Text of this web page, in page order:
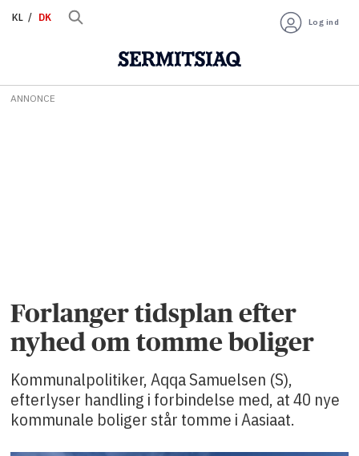
KL DK Log ind
ANNONCE
Forlanger tidsplan efter
nyhed om tomme boliger
Kommunalpolitiker, Aqqa Samuelsen (S),
efterlyser handling i forbindelse med, at 40 nye
kommunale boliger står tomme i Aasiaat.